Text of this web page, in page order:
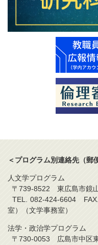
＜プログラム別連絡先（郵
人文学プログラム
〒739-8522 東広島市鏡
TEL. 082-424-6604
室）（文学事務室）
法学・政治学プログラム
〒730-0053 広島市中区